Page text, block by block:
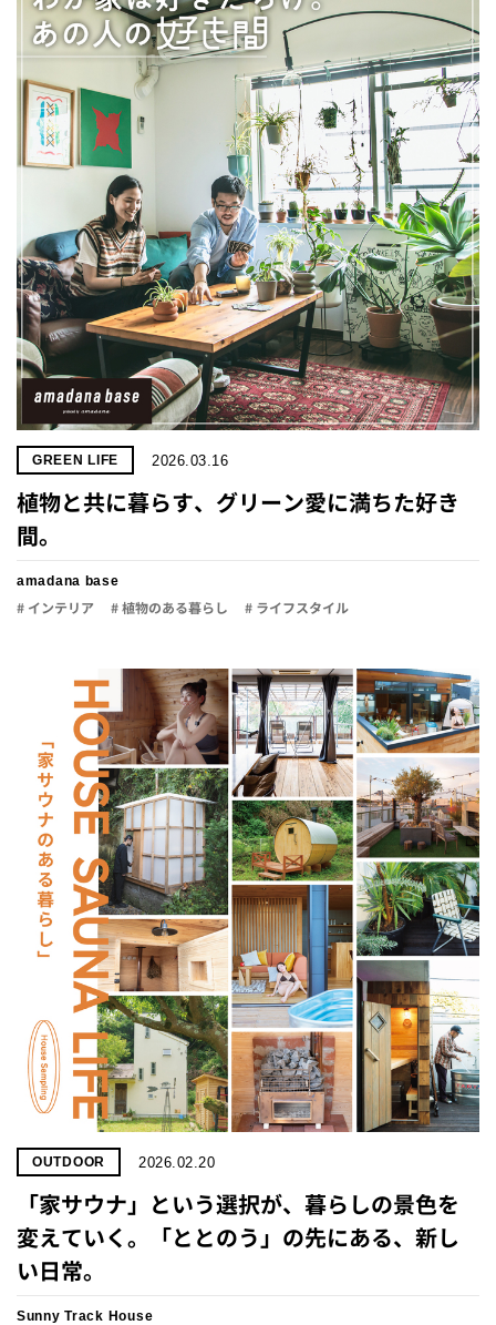
GREEN LIFE 2026.03.16
植物と共に暮らす、グリーン愛に満ちた好き
間。
amadana base
# インテリア # 植物のある暮らし # ライフスタイル
OUTDOOR 2026.02.20
「家サウナ」と​いう​選択が、​暮らしの​景色を​
変えていく。「​ととのう」の​先に​ある、​新し
い​日常。
Sunny Track House